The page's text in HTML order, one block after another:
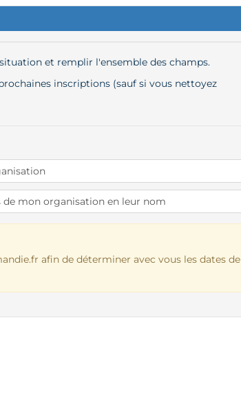
et remplir l'ensemble des champs.
inscriptions (sauf si vous nettoyez
afin de déterminer avec vous les dates de